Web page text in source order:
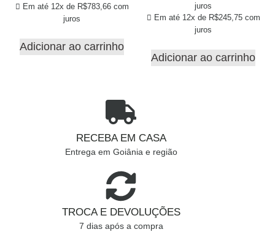
Em até 12x de R$783,66com
juros
Adicionar ao carrinho
juros
Em até 12x de R$245,75com
juros
Adicionar ao carrinho
RECEBA EM CASA
Entrega em Goiânia e região
TROCA E DEVOLUÇÕES
7 dias após a compra